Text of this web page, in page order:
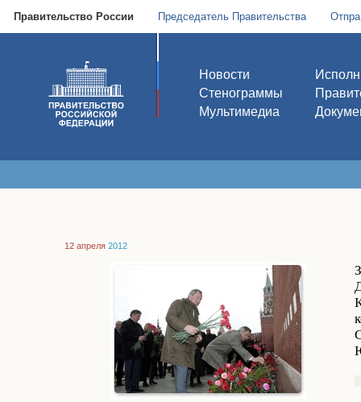
Правительство России Председатель Правительства
Новости
Стенограммы
Мультимедиа
12 апреля 2012